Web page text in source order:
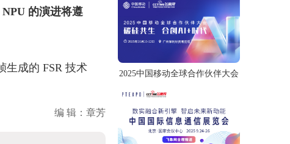
的演进将遵
生成的 FSR 技术
编 辑：章芳
2025中国移动全球合作伙伴大会